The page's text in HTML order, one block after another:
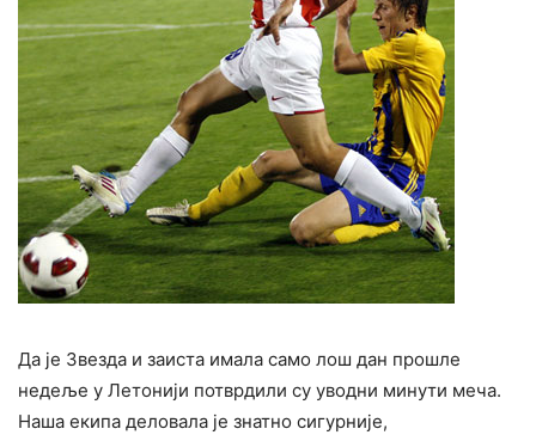
Да је Звезда и заиста имала само лош дан прошле
недеље у Летонији потврдили су уводни минути меча.
Наша екипа деловала је знатно сигурније,